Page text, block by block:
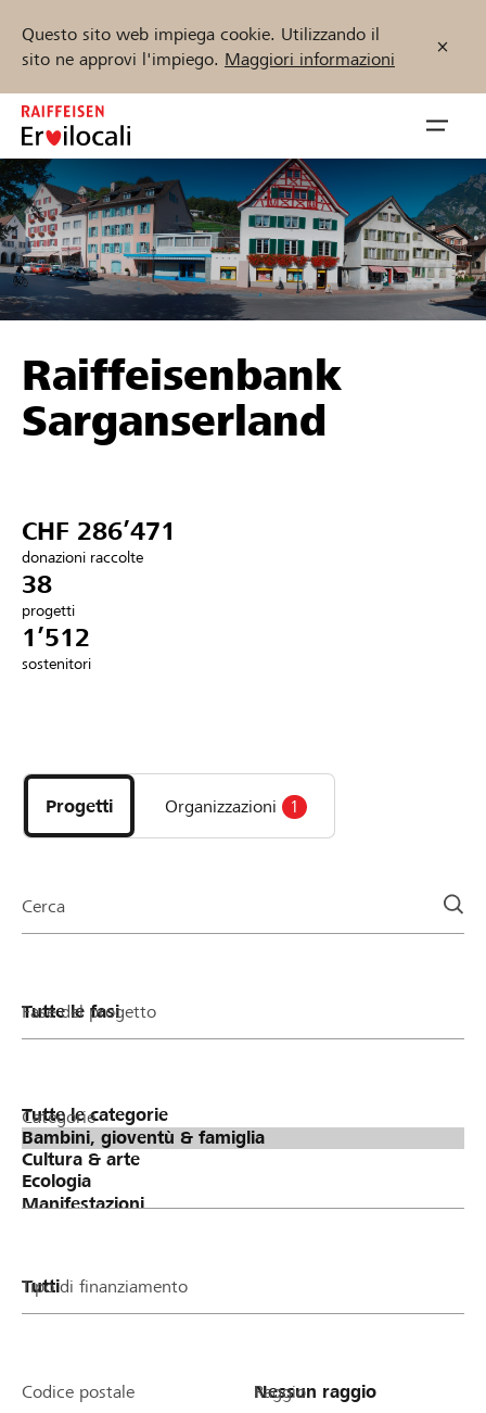
Questo sito web impiega cookie. Utilizzando il
sito ne approvi l'impiego. Maggiori informazioni
Zum
Inhalt
springen
öffnen
Sostenere
Aiuto & supporto
Collegarsi
Trova progetti e organizzazioni
Inizia ora
DE FR IT
Raiffeisenbank
Sarganserland
CHF 286’471
donazioni raccolte
38
progetti
1’512
sostenitori
i
progetti
e
della
Progetti Organizzazioni 1
Cerca
Fase del progetto
Categorie
Tipo di finanziamento
Codice postale Raggio